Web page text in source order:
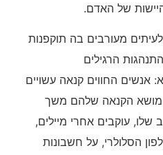
של האדם.
מעורבים בה תוקפנות
הרגילים
אנשים החווים קנאה עשויים
מושא הקנאה שלהם משך
עוקבים אחרי מיילים,
הסלולרי, על חשבונות